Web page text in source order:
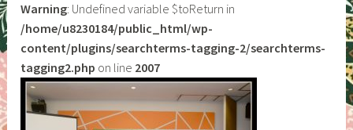
Warning: Undefined variable $toReturn in
/home/u8230184/public_html/wp-
content/plugins/searchterms-tagging-2/searchterms-
tagging2.php on line 2007